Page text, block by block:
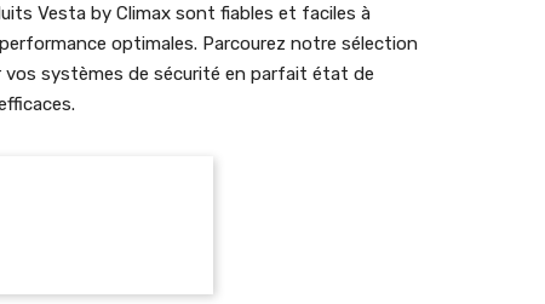
Vesta by Climax sont fiables et faciles à
optimales. Parcourez notre sélection
systèmes de sécurité en parfait état de